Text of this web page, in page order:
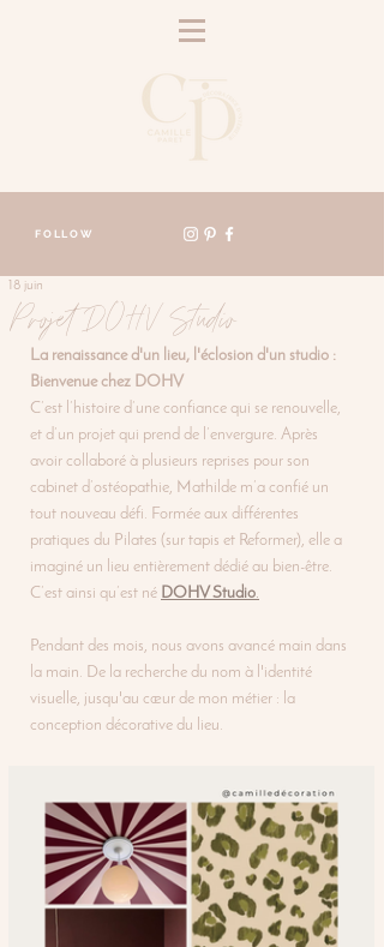
FOLLOW
Projet DOHV Studio
18 juin
La renaissance d'un lieu, l'éclosion d'un studio :
Bienvenue chez DOHV
C’est l’histoire d’une confiance qui se renouvelle,
et d’un projet qui prend de l’envergure. Après
avoir collaboré à plusieurs reprises pour son
cabinet d’ostéopathie, Mathilde m’a confié un
tout nouveau défi. Formée aux différentes
pratiques du Pilates (sur tapis et Reformer), elle a
imaginé un lieu entièrement dédié au bien-être.
C’est ainsi qu’est né DOHV Studio.
Pendant des mois, nous avons avancé main dans
la main. De la recherche du nom à l'identité
visuelle, jusqu'au cœur de mon métier : la
conception décorative du lieu.